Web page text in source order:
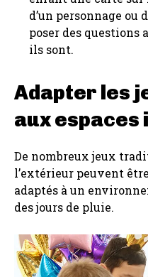
d’un personnage ou
poser des questions
ils sont.
Adapter les
aux
De nombreux jeux
l’extérieur peuvent
adaptés à un
des jours de pluie.